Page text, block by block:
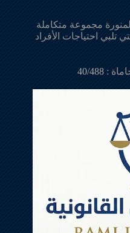
مجموعة متكاملة
تلبي احتياجات الأفراد
:
40/488